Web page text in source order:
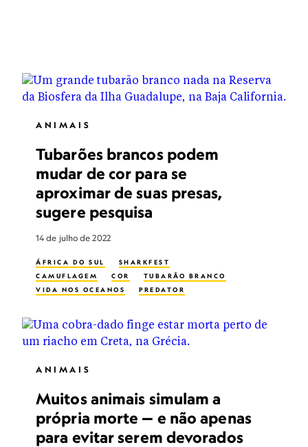
ANIMAIS
Tubarões brancos podem
mudar de cor para se
aproximar de suas presas,
sugere pesquisa
14 de julho de 2022
ÁFRICA DO SUL
SHARKFEST
CAMUFLAGEM
COR
TUBARÃO BRANCO
VIDA NOS OCEANOS
PREDATOR
ANIMAIS
Muitos animais simulam a
própria morte — e não apenas
para evitar serem devorados